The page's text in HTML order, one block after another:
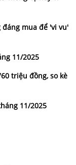
đáng mua để 'vi vu'
11/2025
triệu đồng, so kè
11/2025